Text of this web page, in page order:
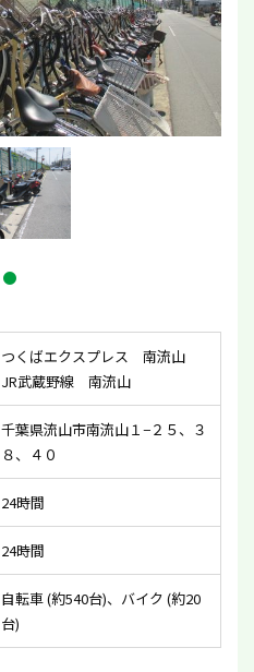
つくばエクスプレス 南流山
JR武蔵野線 南流山
千葉県流山市南流山１−２５、３
８、４０
24時間
24時間
自転車 (約540台)、バイク (約20
台)